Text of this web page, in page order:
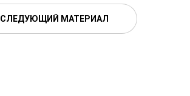
СЛЕДУЮЩИЙ МАТЕРИАЛ